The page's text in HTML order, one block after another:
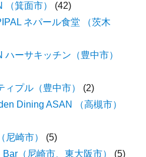
（箕面市）
(42)
ネパール食堂 （茨木
ハーサキッチン（豊中市）
プル（豊中市）
(2)
Dining ASAN （高槻市）
尼崎市）
(5)
（尼崎市、東大阪市）
(5)